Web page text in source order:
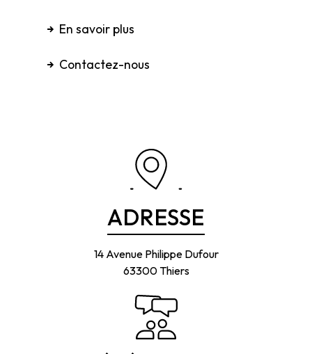
En savoir plus
Contactez-nous
ADRESSE
14 Avenue Philippe Dufour
63300 Thiers